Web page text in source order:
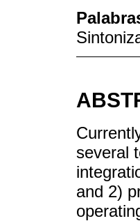
several
and 2)